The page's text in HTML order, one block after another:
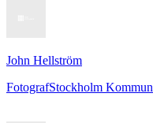
John Hellström
FotografStockholm Kommun